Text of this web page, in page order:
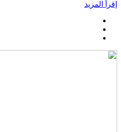
إقرأ المزيد